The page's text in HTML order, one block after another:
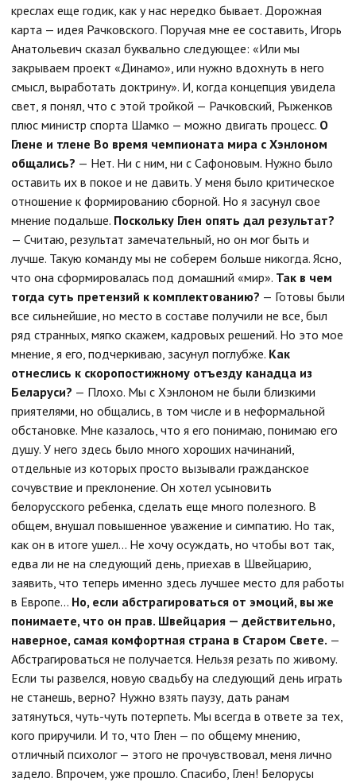
креслах еще годик, как у нас нередко бывает. Дорожная
карта — идея Рачковского. Поручая мне ее составить, Игорь
Анатольевич сказал буквально следующее: «Или мы
закрываем проект «Динамо», или нужно вдохнуть в него
смысл, выработать доктрину». И, когда концепция увидела
свет, я понял, что с этой тройкой — Рачковский, Рыженков
плюс министр спорта Шамко — можно двигать процесс. О
Глене и тлене Во время чемпионата мира с Хэнлоном
общались? — Нет. Ни с ним, ни с Сафоновым. Нужно было
оставить их в покое и не давить. У меня было критическое
отношение к формированию сборной. Но я засунул свое
мнение подальше. Поскольку Глен опять дал результат?
— Считаю, результат замечательный, но он мог быть и
лучше. Такую команду мы не соберем больше никогда. Ясно,
что она сформировалась под домашний «мир». Так в чем
тогда суть претензий к комплектованию? — Готовы были
все сильнейшие, но место в составе получили не все, был
ряд странных, мягко скажем, кадровых решений. Но это мое
мнение, я его, подчеркиваю, засунул поглубже. Как
отнеслись к скоропостижному отъезду канадца из
Беларуси? — Плохо. Мы с Хэнлоном не были близкими
приятелями, но общались, в том числе и в неформальной
обстановке. Мне казалось, что я его понимаю, понимаю его
душу. У него здесь было много хороших начинаний,
отдельные из которых просто вызывали гражданское
сочувствие и преклонение. Он хотел усыновить
белорусского ребенка, сделать еще много полезного. В
общем, внушал повышенное уважение и симпатию. Но так,
как он в итоге ушел... Не хочу осуждать, но чтобы вот так,
едва ли не на следующий день, приехав в Швейцарию,
заявить, что теперь именно здесь лучшее место для работы
в Европе... Но, если абстрагироваться от эмоций, вы же
понимаете, что он прав. Швейцария — действительно,
наверное, самая комфортная страна в Старом Свете. —
Абстрагироваться не получается. Нельзя резать по живому.
Если ты развелся, новую свадьбу на следующий день играть
не станешь, верно? Нужно взять паузу, дать ранам
затянуться, чуть-чуть потерпеть. Мы всегда в ответе за тех,
кого приручили. И то, что Глен — по общему мнению,
отличный психолог — этого не прочувствовал, меня лично
задело. Впрочем, уже прошло. Спасибо, Глен! Белорусы